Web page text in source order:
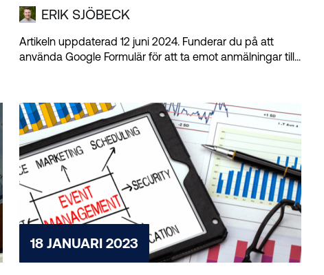
ERIK SJÖBECK
Artikeln uppdaterad 12 juni 2024. Funderar du på att
använda Google Formulär för att ta emot anmälningar till...
18 JANUARI 2023